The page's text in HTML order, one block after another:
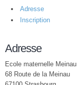
Adresse
Inscription
Adresse
Ecole maternelle Meinau
68 Route de la Meinau